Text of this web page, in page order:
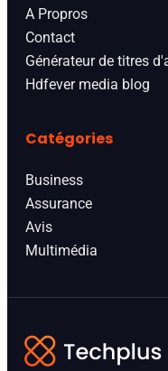
A Propros
Contact
Générateur de titres
Hdfever media blog
Catégories
Business
Assurance
Avis
Multimédia